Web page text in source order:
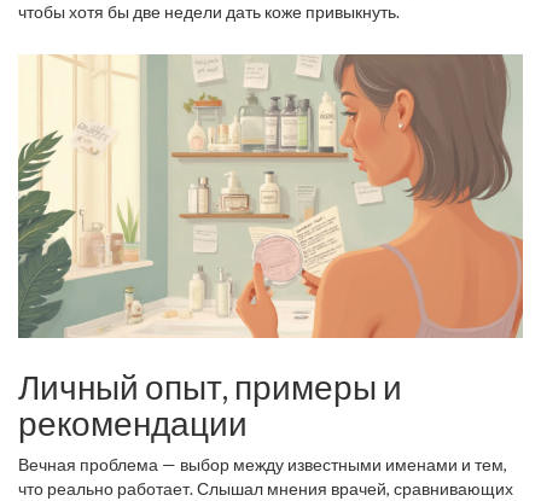
чтобы хотя бы две недели дать коже привыкнуть.
Личный опыт, примеры и
рекомендации
Вечная проблема — выбор между известными именами и тем,
что реально работает. Слышал мнения врачей, сравнивающих